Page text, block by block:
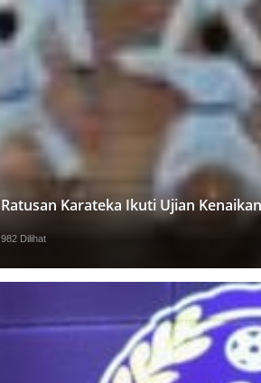
Ratusan Karateka Ikuti Ujian
982 Dilihat